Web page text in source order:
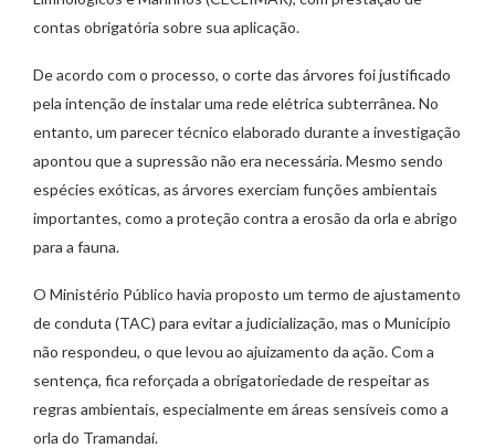
contas obrigatória sobre sua aplicação.
De acordo com o processo, o corte das árvores foi justificado
pela intenção de instalar uma rede elétrica subterrânea. No
entanto, um parecer técnico elaborado durante a investigação
apontou que a supressão não era necessária. Mesmo sendo
espécies exóticas, as árvores exerciam funções ambientais
importantes, como a proteção contra a erosão da orla e abrigo
para a fauna.
O Ministério Público havia proposto um termo de ajustamento
de conduta (TAC) para evitar a judicialização, mas o Município
não respondeu, o que levou ao ajuizamento da ação. Com a
sentença, fica reforçada a obrigatoriedade de respeitar as
regras ambientais, especialmente em áreas sensíveis como a
orla do Tramandaí.